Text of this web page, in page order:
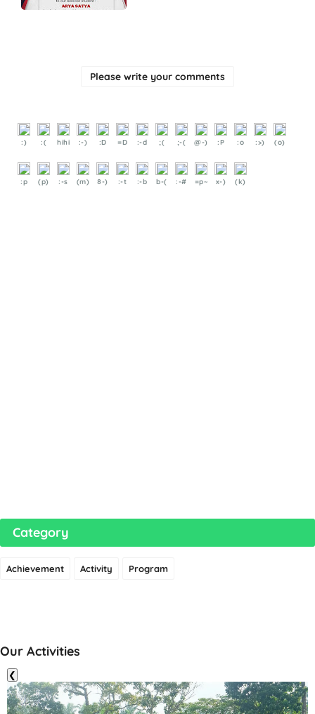
Please write your comments
:) :( hihi :-) :D =D :-d ;( ;-( @-) :P :o :>) (o)
:p (p) :-s (m) 8-) :-t :-b b-( :-# =p~ x-) (k)
Category
Achievement Activity Program
Our Activities
❮